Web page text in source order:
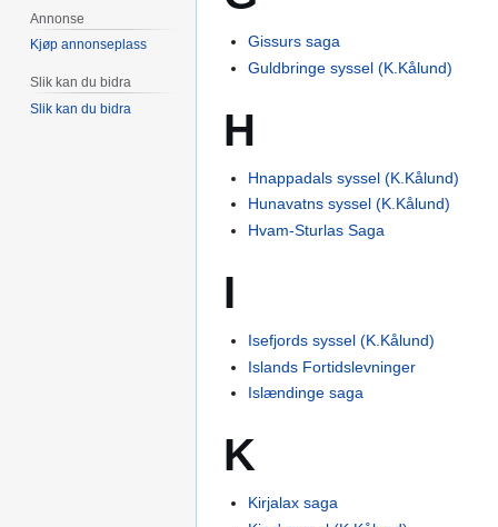
Gissurs saga
Guldbringe syssel (K.Kålund)
H
Hnappadals syssel (K.Kålund)
Hunavatns syssel (K.Kålund)
Hvam-Sturlas Saga
I
Isefjords syssel (K.Kålund)
Islands Fortidslevninger
Islændinge saga
K
Kirjalax saga
Annonse
Kjøp annonseplass
Slik kan du bidra
Slik kan du bidra